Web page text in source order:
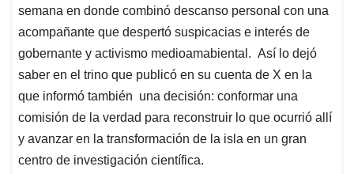
semana en donde combinó descanso personal con una
acompañante que despertó suspicacias e interés de
gobernante y activismo medioamabiental. Así lo dejó
saber en el trino que publicó en su cuenta de X en la
que informó también una decisión: conformar una
comisión de la verdad para reconstruir lo que ocurrió allí
y avanzar en la transformación de la isla en un gran
centro de investigación científica.